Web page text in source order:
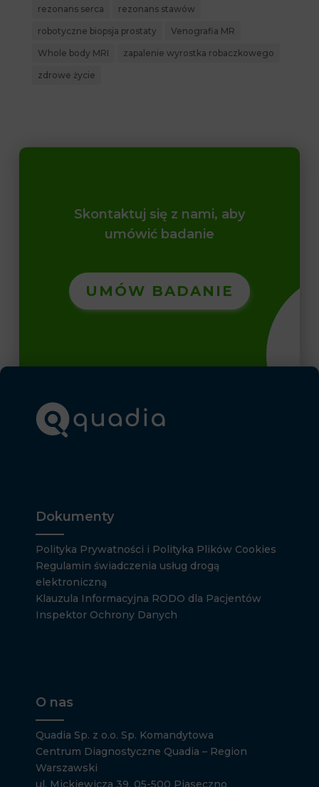
rezonans serca rezonans stawów
robotyczne biopsja prostaty Venografia MR
Whole body MRI zapalenie wyrostka robaczkowego
zdrowe życie
Skontaktuj się z nami, aby
umówić badanie
UMÓW BADANIE
Dokumenty
Polityka Prywatności i Polityka Plików Cookies
Regulamin świadczenia usług drogą
elektroniczną
Klauzula Informacyjna RODO dla Pacjentów
Inspektor Ochrony Danych
O nas
Quadia Sp. z o.o. Sp. Komandytowa
Centrum Diagnostyczne Quadia – Region
Warszawski